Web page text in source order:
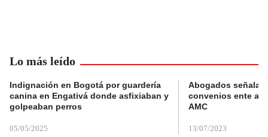
Lo más leído
Indignación en Bogotá por guardería
canina en Engativá donde asfixiaban y
golpeaban perros
05/05/2025
Abogados
convenios ente
AMC
13/07/2023